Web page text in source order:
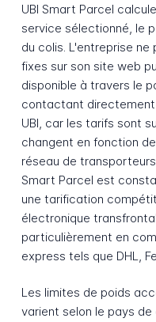
UBI Smart Parcel
service sélectionné, le
du colis. L'entreprise
fixes sur son site web
disponible à travers le
contactant
UBI, car les tarifs sont
changent en fonction
réseau de
Smart Parcel est
une tarification
électronique
particulièrement en
express tels que DHL,
Les limites de poids
varient selon le pays